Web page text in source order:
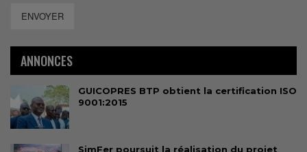
ENVOYER
ANNONCES
GUICOPRES BTP obtient la certification ISO
9001:2015
SimFer poursuit la réalisation du projet